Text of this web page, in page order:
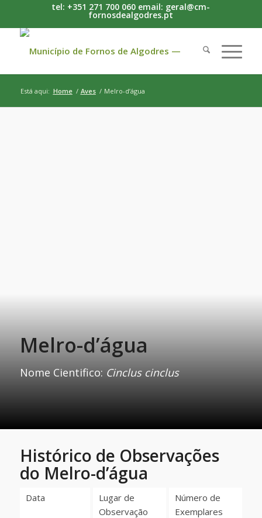
tel: +351 271 700 060 email: geral@cm-
fornosdealgodres.pt
Está aqui: Home / Aves / Melro-d’água
Melro-d’água
Nome Cientifico: Cinclus cinclus
Histórico de Observações
do Melro-d’água
Data
Lugar de
Observação
Número de
Exemplares